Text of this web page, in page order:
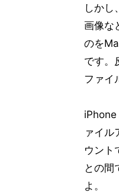
しかし
画像な
のを
です。
ファイ
iPhone
ァイ
ウント
との間
よ。